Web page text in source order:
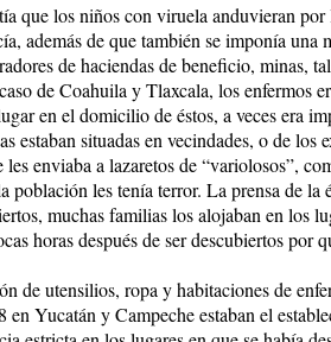
que los niños con viruela anduvieran
además de que también se imponía una
de haciendas de beneficio, minas,
de Coahuila y Tlaxcala, los enfermos
en el domicilio de éstos, a veces era
estaban situadas en vecindades, o de los
les enviaba a lazaretos de “variolosos”,
población les tenía terror. La prensa de la
muchas familias los alojaban en los
horas después de ser descubiertos por
de utensilios, ropa y habitaciones de
en Yucatán y Campeche estaban el